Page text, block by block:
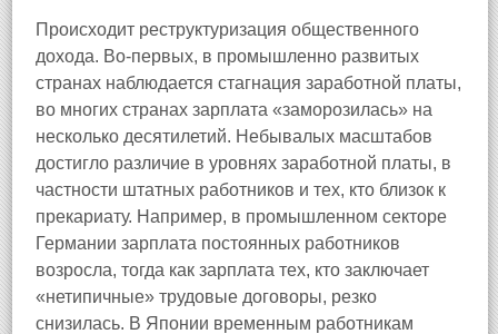
Происходит реструктуризация общественного
дохода. Во‑первых, в промышленно развитых
странах наблюдается стагнация заработной платы,
во многих странах зарплата «заморозилась» на
несколько десятилетий. Небывалых масштабов
достигло различие в уровнях заработной платы, в
частности штатных работников и тех, кто близок к
прекариату. Например, в промышленном секторе
Германии зарплата постоянных работников
возросла, тогда как зарплата тех, кто заключает
«нетипичные» трудовые договоры, резко
снизилась. В Японии временным работникам